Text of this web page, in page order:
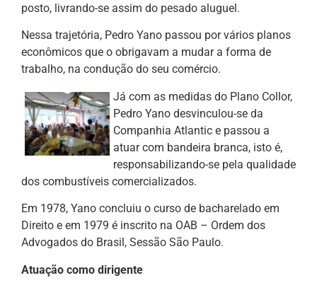
posto, livrando-se assim do pesado aluguel.
Nessa trajetória, Pedro Yano passou por vários planos
econômicos que o obrigavam a mudar a forma de
trabalho, na condução do seu comércio.
Já com as medidas do Plano Collor,
Pedro Yano desvinculou-se da
Companhia Atlantic e passou a
atuar com bandeira branca, isto é,
responsabilizando-se pela qualidade
dos combustíveis comercializados.
Em 1978, Yano concluiu o curso de bacharelado em
Direito e em 1979 é inscrito na OAB – Ordem dos
Advogados do Brasil, Sessão São Paulo.
Atuação como dirigente